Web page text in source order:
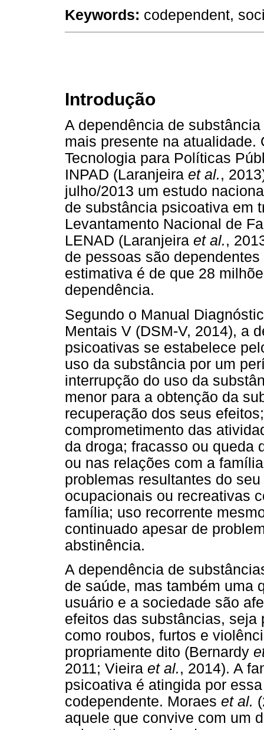
Keywords: codependent,
Introdução
A dependência de
mais presente na
Tecnologia para Políticas
INPAD (Laranjeira et al.,
julho/2013 um estudo
de substância psicoativa em
Levantamento Nacional de
LENAD (Laranjeira et al.,
de pessoas são
estimativa é de que 28
dependência.
Segundo o Manual
Mentais V (DSM-V, 2014), a
psicoativas se estabelece
uso da substância por um
interrupção do uso da
menor para a obtenção da
recuperação dos seus
comprometimento das
da droga; fracasso ou queda
ou nas relações com a
problemas resultantes do
ocupacionais ou recreativas
família; uso recorrente
continuado apesar de
abstinência.
A dependência de
de saúde, mas também uma
usuário e a sociedade são
efeitos das substâncias,
como roubos, furtos e
propriamente dito (Bernardy
2011; Vieira et al., 2014). A
psicoativa é atingida por
codependente. Moraes et al.
aquele que convive com um